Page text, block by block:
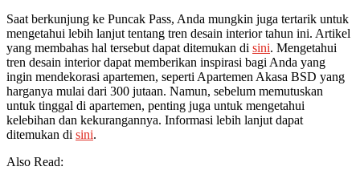
Saat berkunjung ke Puncak Pass, Anda mungkin juga tertarik untuk
mengetahui lebih lanjut tentang tren desain interior tahun ini. Artikel
yang membahas hal tersebut dapat ditemukan di sini. Mengetahui
tren desain interior dapat memberikan inspirasi bagi Anda yang
ingin mendekorasi apartemen, seperti Apartemen Akasa BSD yang
harganya mulai dari 300 jutaan. Namun, sebelum memutuskan
untuk tinggal di apartemen, penting juga untuk mengetahui
kelebihan dan kekurangannya. Informasi lebih lanjut dapat
ditemukan di sini.
Also Read: